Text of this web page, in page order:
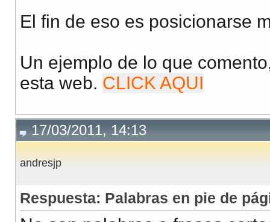
El fin de eso es posicionarse
Un ejemplo de lo que
esta web. CLICK AQUI
17/03/2011, 14:13
andresjp
Respuesta: Palabras en pie de